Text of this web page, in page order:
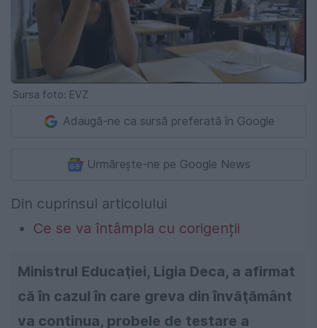
Sursa foto: EVZ
Adaugă-ne ca sursă preferată în Google
Urmărește-ne pe Google News
Din cuprinsul articolului
Ce se va întâmpla cu corigenții
Ministrul Educaţiei, Ligia Deca, a afirmat
că în cazul în care greva din învăţământ
va continua, probele de testare a